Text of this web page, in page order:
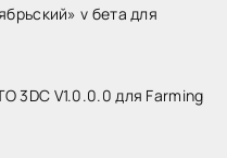
v бета для
3DC V1.0.0.0 для Farming